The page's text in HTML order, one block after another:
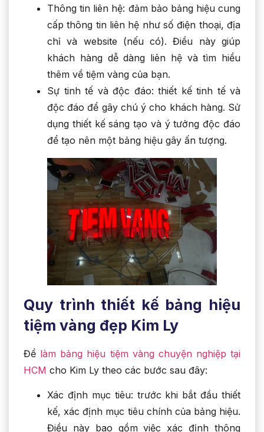
Thông tin liên hệ: đảm bảo bảng hiệu cung
cấp thông tin liên hệ như số điện thoại, địa
chỉ và website (nếu có). Điều này giúp
khách hàng dễ dàng liên hệ và tìm hiểu
thêm về tiệm vàng của bạn.
Sự tinh tế và độc đáo: thiết kế tinh tế và
độc đáo để gây chú ý cho khách hàng. Sử
dụng thiết kế sáng tạo và ý tưởng độc đáo
để tạo nên một bảng hiệu gây ấn tượng.
Quy trình thiết kế bảng hiệu
tiệm vàng đẹp Kim Ly
Để làm bảng hiệu tiệm vàng chuyện nghiệp tại
HCM cho Kim Ly theo các bước sau đây:
Xác định mục tiêu: trước khi bắt đầu thiết
kế, xác định mục tiêu chính của bảng hiệu.
Điều này bao gồm việc xác định thông